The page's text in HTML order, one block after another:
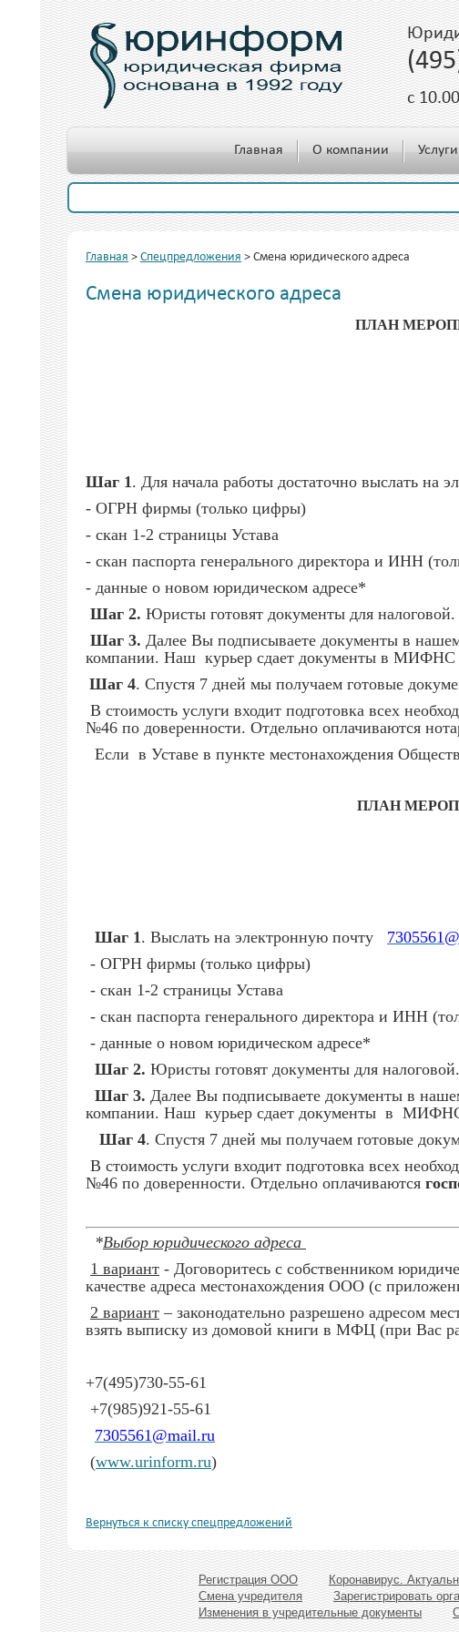
c
Главная О компании Услуги
Главная > Спецпредложения > Смена юридического адреса
Смена юридического адреса
ПЛАН
Шаг 1. Для начала работы достаточно выслать на
- ОГРН фирмы (только цифры)
- скан 1-2 страницы Устава
- скан паспорта генерального директора и ИНН
- данные о новом юридическом адресе*
Шаг 2. Юристы готовят документы для
Шаг 3. Далее Вы подписываете документы в
компании. Наш курьер сдает документы в МИФНС
Шаг 4. Спустя 7 дней мы получаем готовые
В стоимость услуги входит подготовка всех
№46 по доверенности. Отдельно оплачиваются
Если в Уставе в пункте местонахождения
ПЛАН
Шаг 1. Выслать на электронную почту
- ОГРН фирмы (только цифры)
- скан 1-2 страницы Устава
- скан паспорта генерального директора и ИНН
- данные о новом юридическом адресе*
Шаг 2. Юристы готовят документы для
Шаг 3. Далее Вы подписываете документы в
компании. Наш курьер сдает документы в
Шаг 4. Спустя 7 дней мы получаем готовые
В стоимость услуги входит подготовка всех
№46 по доверенности. Отдельно оплачиваются
*Выбор юридического адреса
1 вариант - Договоритесь с собственником
качестве адреса местонахождения ООО (с
2 вариант – законодательно разрешено адресом
взять выписку из домовой книги в МФЦ (при Вас
+7(495)730-55-61
+7(985)921-55-61
7305561@mail.ru
(www.urinform.ru)
Вернуться к списку спецпредложений
Регистрация ООО Коронавирус.
Смена учредителя
Зарегистрировать
Изменения в учредительные документы